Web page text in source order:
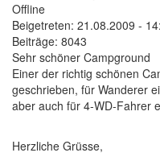
Offline
Beigetreten: 21.08.2009 -
Beiträge: 8043
Sehr schöner Campground
Einer der richtig schönen
geschrieben, für Wanderer
aber auch für 4-WD-Fahrer
Herzliche Grüsse,